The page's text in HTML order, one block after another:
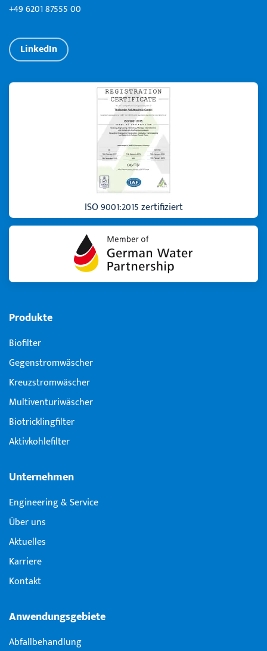
+49 6201 87555 00
LinkedIn
Produkte
Biofilter
Gegenstromwäscher
Kreuzstromwäscher
Multiventuri­wäscher
Biotricklingfilter
Aktivkohlefilter
Unternehmen
Engineering & Service
Über uns
Aktuelles
Karriere
Kontakt
Anwendungsgebiete
Abfallbehandlung
ISO 9001:2015 zertifiziert